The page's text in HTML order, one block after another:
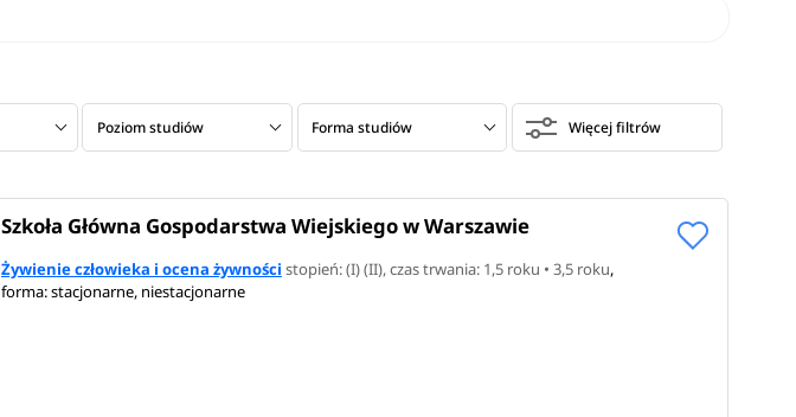
Poziom studiów Forma studiów Więcej filtrów
Szkoła Główna Gospodarstwa Wiejskiego w Warszawie
Żywienie człowieka i ocena żywności stopień: (I) (II), czas trwania: 1,5 roku • 3,5 roku,
forma: stacjonarne, niestacjonarne